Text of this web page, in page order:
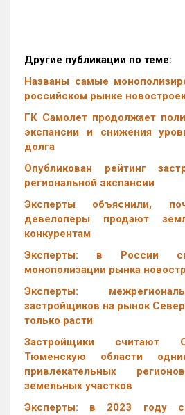
Другие публикации по теме:
Названы самые
российском рынке
ГК Самолет продолжает
экспансии и снижения
долга
Опубликован рейтинг
региональной экспансии
Эксперты объяснили,
девелоперы продают
конкурентам
Эксперты: в России
монополизации рынка
Эксперты:
застройщиков на рынок
только расти
Застройщики считают
Тюменскую области
привлекательных
земельных участков
Эксперты: в 2023 году